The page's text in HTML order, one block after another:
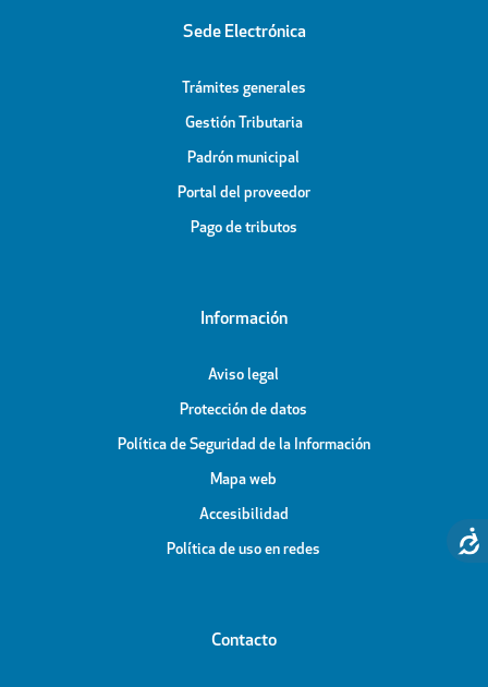
Sede Electrónica
Trámites generales
Gestión Tributaria
Padrón municipal
Portal del proveedor
Pago de tributos
Información
Aviso legal
Protección de datos
Política de Seguridad de la Información
Mapa web
Accesibilidad
Política de uso en redes
Contacto